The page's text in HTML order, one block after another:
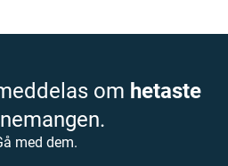
om hetaste
med dem.